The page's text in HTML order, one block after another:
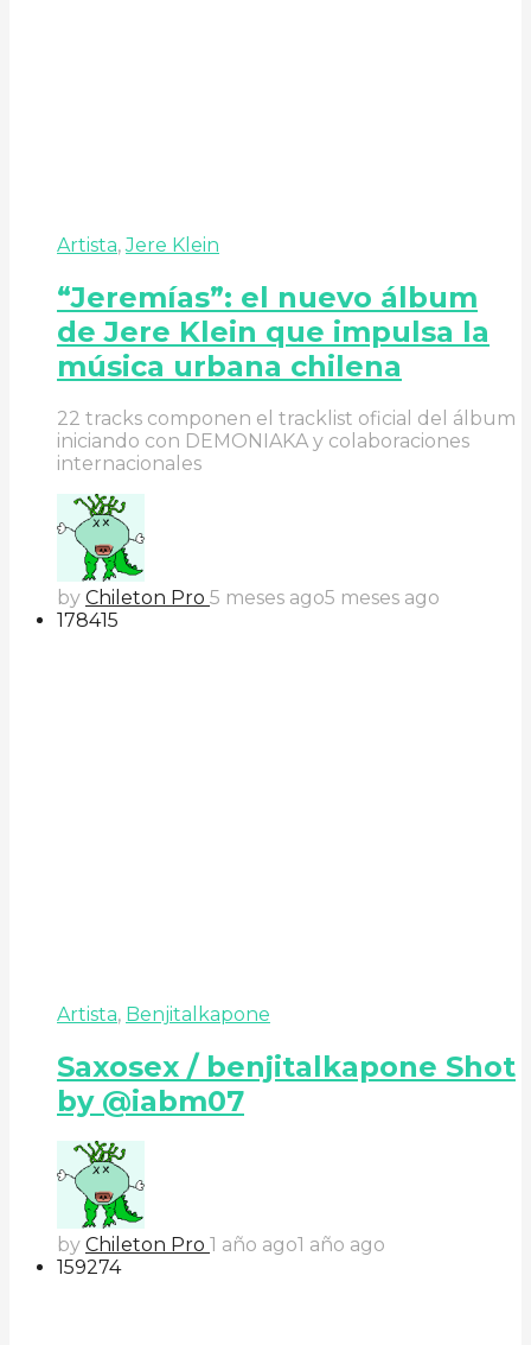
Artista,Jere Klein
“Jeremías”: el nuevo álbum
de Jere Klein que impulsa la
música urbana chilena
22 tracks componen el tracklist oficial del álbum
iniciando con DEMONIAKA y colaboraciones
internacionales
by Chileton Pro 5 meses ago5 meses ago
178415
Artista, Benjitalkapone
Saxosex / benjitalkapone Shot
by @iabm07
by Chileton Pro 1 año ago1 año ago
159274